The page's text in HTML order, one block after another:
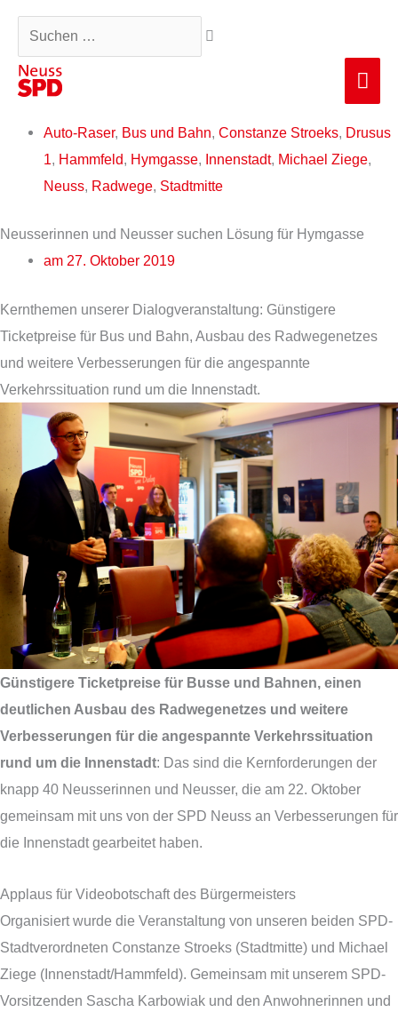
Zum
Inhalt
springen
Suchen …
Auto-Raser, Bus und Bahn ,Constanze Stroeks Drusus
1
Hammfeld Hymgasse Innenstadt, Michael Ziege
Neuss Radwege Stadtmitte
Neusserinnen und Neusser suchen Lösung für Hymgasse
am 27. Oktober 2019
Kernthemen unserer Dialogveranstaltung: Günstigere
Ticketpreise für Bus und Bahn, Ausbau des Radwegenetzes
und weitere Verbesserungen für die angespannte
Verkehrssituation rund um die Innenstadt.
Günstigere Ticketpreise für Busse und Bahnen, einen
deutlichen Ausbau des Radwegenetzes und weitere
Verbesserungen für die angespannte Verkehrssituation
rund um die Innenstadt: Das sind die Kernforderungen der
knapp 40 Neusserinnen und Neusser, die am 22. Oktober
gemeinsam mit uns von der SPD Neuss an Verbesserungen für
die Innenstadt gearbeitet haben.
Applaus für Videobotschaft des Bürgermeisters
Organisiert wurde die Veranstaltung von unseren beiden SPD-
Stadtverordneten Constanze Stroeks (Stadtmitte) und Michael
Ziege (Innenstadt/Hammfeld). Gemeinsam mit unserem SPD-
Vorsitzenden Sascha Karbowiak und den Anwohnerinnen und